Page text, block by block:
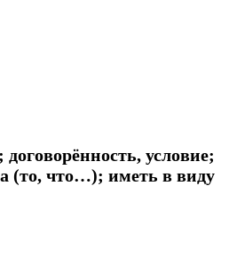
условие;
(то, что…); иметь в виду